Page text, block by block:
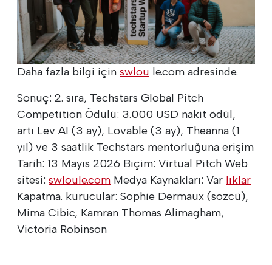
Daha fazla bilgi için swlou le.com adresinde.
Sonuç: 2. sıra, Techstars Global Pitch
Competition Ödülü: 3.000 USD nakit ödül,
artı Lev AI (3 ay), Lovable (3 ay), Theanna (1
yıl) ve 3 saatlik Techstars mentorluğuna erişim
Tarih: 13 Mayıs 2026 Biçim: Virtual Pitch Web
sitesi: swloule.com Medya Kaynakları: Var lıklar
Kapatma. kurucular: Sophie Dermaux (sözcü),
Mima Cibic, Kamran Thomas Alimagham,
Victoria Robinson